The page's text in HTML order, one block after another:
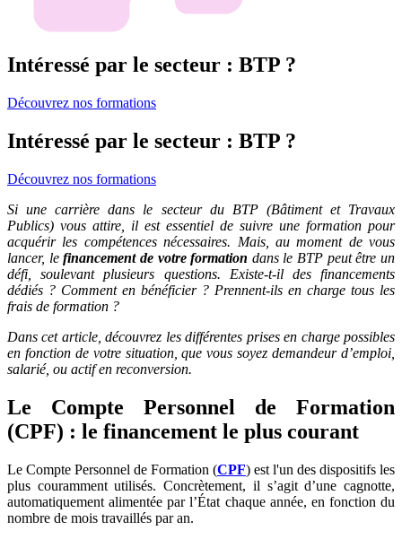
Intéressé par le secteur : BTP ?
Découvrez nos formations
Intéressé par le secteur : BTP ?
Découvrez nos formations
Si une carrière dans le secteur du BTP (Bâtiment et Travaux
Publics) vous attire, il est essentiel de suivre une formation pour
acquérir les compétences nécessaires. Mais, au moment de vous
lancer, lefinancement de votre formation dans le BTP peut être un
défi, soulevant plusieurs questions. Existe-t-il des financements
dédiés ? Comment en bénéficier ? Prennent-ils en charge tous les
frais de formation ?
Dans cet article, découvrez les différentes prises en charge possibles
en fonction de votre situation, que vous soyez demandeur d’emploi,
salarié, ou actif en reconversion.
Le Compte Personnel de Formation
(CPF) : le financement le plus courant
Le Compte Personnel de Formation (CPF) est l'un des dispositifs les
plus couramment utilisés. Concrètement, il s’agit d’une cagnotte,
automatiquement alimentée par l’État chaque année, en fonction du
nombre de mois travaillés par an.